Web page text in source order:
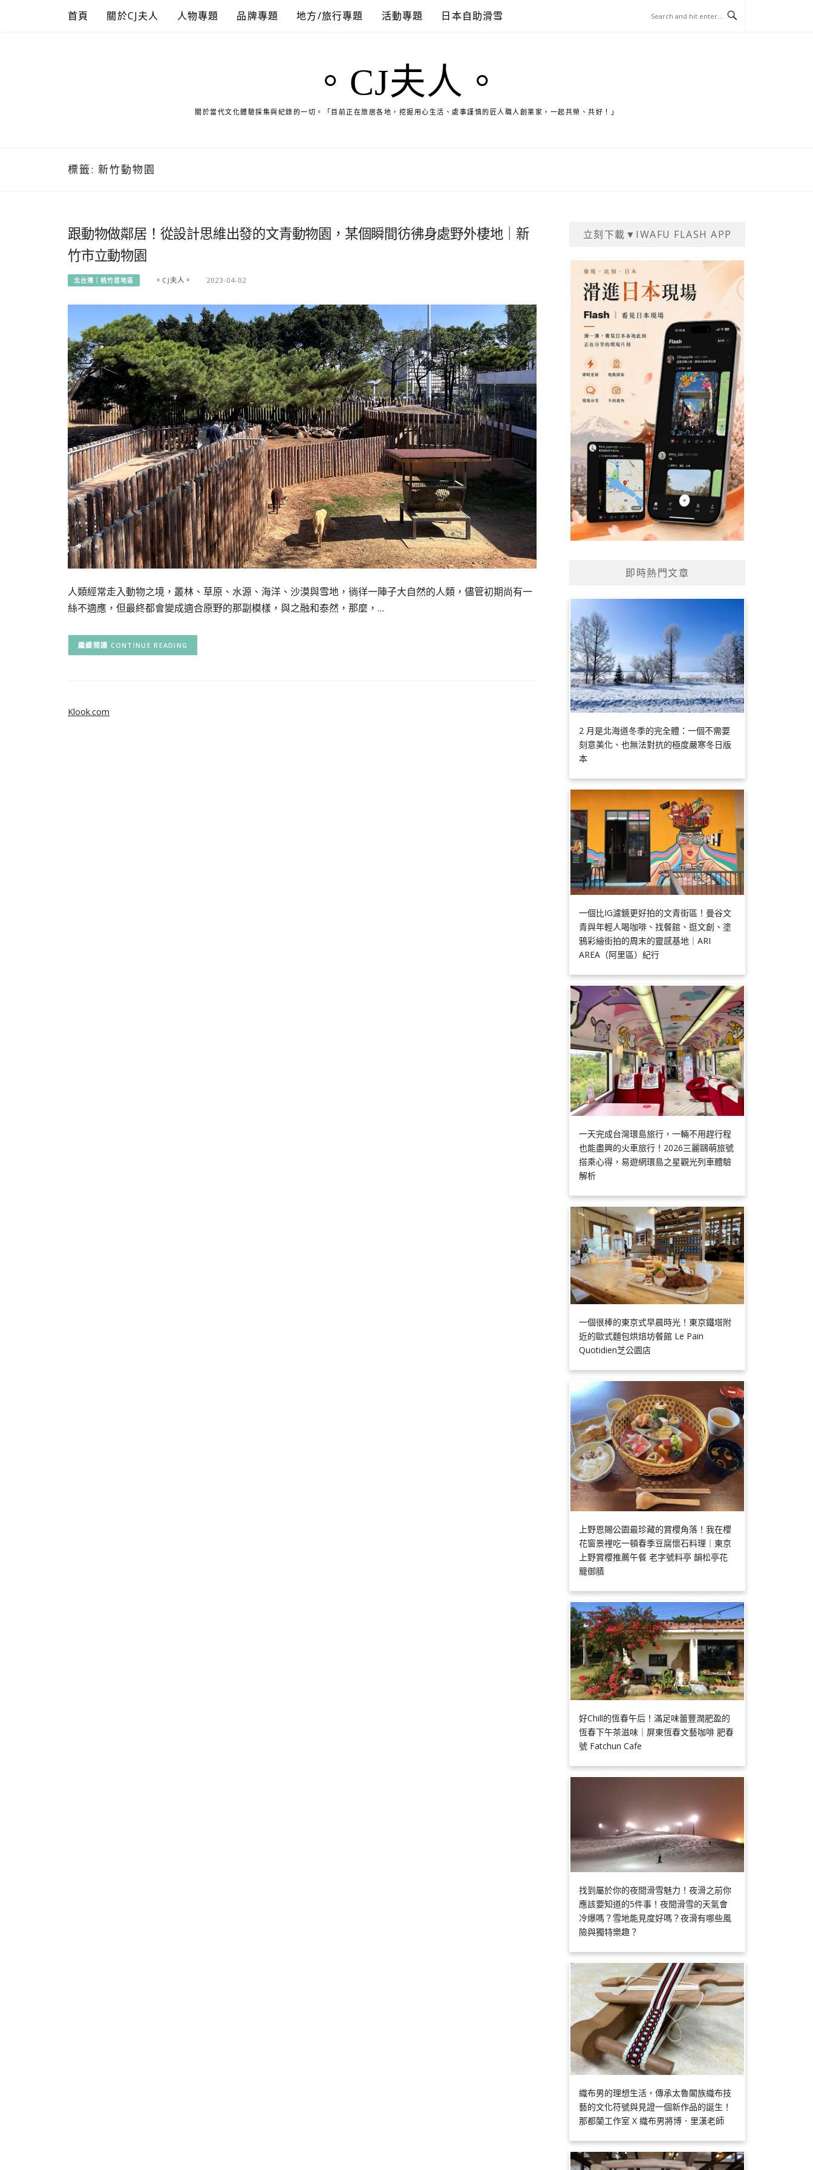
首頁 關於CJ夫人 人物專題 品牌專題 地方/旅行專題 活動專題 日本自助滑雪
。CJ夫人。
關於當代文化體驗採集與紀錄的一切。「目前正在旅居各地，挖掘用心生活、處事謹慎的匠人職人創業家，一起共榮、共好！」
標籤: 新竹動物園
跟動物做鄰居！從設計思維出發的文青動物園，某個瞬間彷彿身處野外棲地｜新
竹市立動物園
北台灣｜桃竹苗地區 。CJ夫人。 2023-04-02
人類經常走入動物之境，叢林、草原、水源、海洋、沙漠與雪地，徜徉一陣子大自然的人類，儘管初期尚有一
絲不適應，但最終都會變成適合原野的那副模樣，與之融和泰然，那麼，…
CONTINUE READING
立刻下載▼IWAFU FLASH APP
即時熱門文章
2 月是北海道冬季的完全體：一個不需要
刻意美化、也無法對抗的極度嚴寒冬日版
本
一個比IG濾鏡更好拍的文青街區！曼谷文
青與年輕人喝咖啡、找餐館、逛文創、塗
鴉彩繪街拍的周末的靈感基地｜ARI
AREA（阿里區）紀行
一天完成台灣環島旅行，一輛不用趕行程
也能盡興的火車旅行！2026三麗鷗萌旅號
搭乘心得，易遊網環島之星觀光列車體驗
解析
一個很棒的東京式早晨時光！東京鐵塔附
近的歐式麵包烘焙坊餐館 Le Pain
Quotidien芝公園店
上野恩賜公園最珍藏的賞櫻角落！我在櫻
花窗景裡吃一頓春季豆腐懷石料理｜東京
上野賞櫻推薦午餐 老字號料亭 韻松亭花
籠御膳
好Chill的恆春午后！滿足味蕾豐潤肥盈的
恆春下午茶滋味｜屏東恆春文藝咖啡 肥春
號 Fatchun Cafe
找到屬於你的夜間滑雪魅力！夜滑之前你
應該要知道的5件事！夜間滑雪的天氣會
冷爆嗎？雪地能見度好嗎？夜滑有哪些風
險與獨特樂趣？
織布男的理想生活，傳承太魯閣族織布技
藝的文化符號與見證一個新作品的誕生！
那都蘭工作室 X 織布男將博．里漢老師
Klook.com